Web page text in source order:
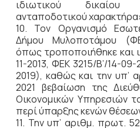
ιδιωτικού δικαίου
ανταποδοτικού
10. Τον Οργανισμό
Δήμου Μυλοποτάμου
όπως τροποποιήθηκε και
11-2013, ΦΕΚ 3215/Β’/14-
2019), καθώς και την υπ’
2021 βεβαίωση της
Οικονομικών Υπηρεσιών
περί ύπαρξης κενών
11. Την υπ’ αριθμ. πρωτ.